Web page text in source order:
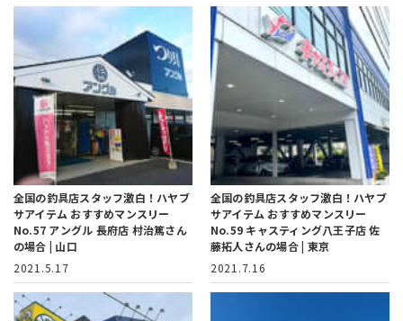
全国の釣具店スタッフ激白！ハヤブ
サアイテム おすすめマンスリー
No.57 アングル 長府店 村治篤さん
の場合 | 山口
2021.5.17
全国の釣具店スタッフ激白！ハヤブ
サアイテム おすすめマンスリー
No.59 キャスティング八王子店 佐
藤拓人さんの場合 | 東京
2021.7.16